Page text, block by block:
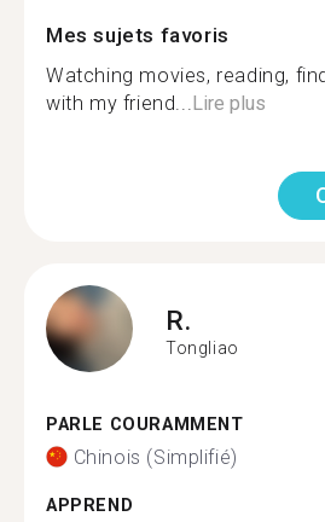
Mes sujets favoris
Watching movies, reading,
with my friend...Lire plus
R.
Tongliao
PARLE COURAMMENT
Chinois (Simplifié)
APPREND